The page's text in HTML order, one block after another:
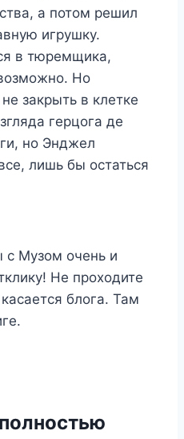
а потом решил
игрушку.
в тюремщика,
Но
закрыть в клетке
герцога де
но Энджел
лишь бы остаться
с Музом очень и
Не проходите
блога. Там